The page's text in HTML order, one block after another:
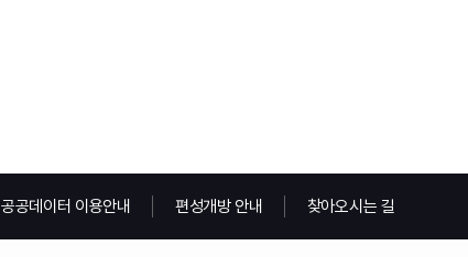
공공데이터 이용안내 편성개방 안내 찾아오시는 길